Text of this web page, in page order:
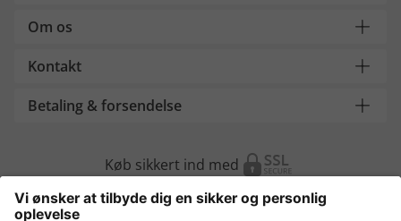
Om os
Kontakt
Betaling & forsendelse
Køb sikkert ind med